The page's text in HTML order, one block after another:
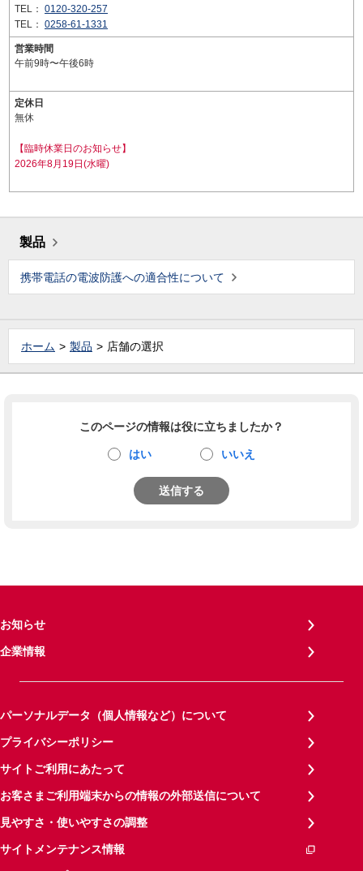
TEL： 0120-320-257
TEL： 0258-61-1331
営業時間
午前9時〜午後6時
定休日
無休
【臨時休業日のお知らせ】
2026年8月19日(水曜)
製品
携帯電話の電波防護への適合性について
ホーム 製品 店舗の選択
このページの情報は役に立ちましたか？
はい いいえ
送信する
お知らせ
企業情報
パーソナルデータ（個人情報など）について
プライバシーポリシー
サイトご利用にあたって
お客さまご利用端末からの情報の外部送信について
見やすさ・使いやすさの調整
サイトメンテナンス情報